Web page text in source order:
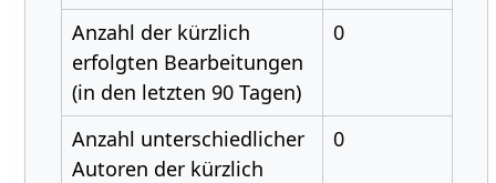
Anzahl der kürzlich
erfolgten Bearbeitungen
(in den letzten 90 Tagen)
0
Anzahl unterschiedlicher
Autoren der kürzlich
0